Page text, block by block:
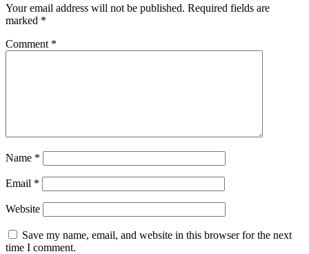
Your email address will not be published. Required fields are
marked *
Comment *
Name *
Email *
Website
Save my name, email, and website in this browser for the next
time I comment.